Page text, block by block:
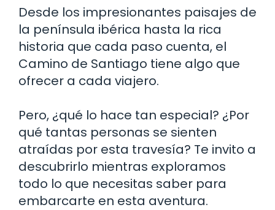
Desde los impresionantes paisajes de
la península ibérica hasta la rica
historia que cada paso cuenta, el
Camino de Santiago tiene algo que
ofrecer a cada viajero.
Pero, ¿qué lo hace tan especial? ¿Por
qué tantas personas se sienten
atraídas por esta travesía? Te invito a
descubrirlo mientras exploramos
todo lo que necesitas saber para
embarcarte en esta aventura.